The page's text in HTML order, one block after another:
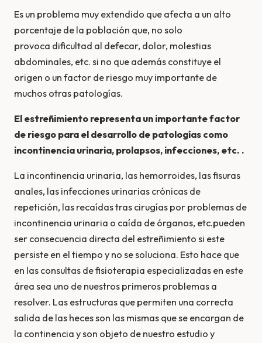
Es un problema muy extendido que afecta a un alto
porcentaje de la población que, no solo
provoca dificultad al defecar, dolor, molestias
abdominales, etc. si no que además constituye el
origen o un factor de riesgo muy importante de
muchos otras patologías.
El estreñimiento representa un importante factor
de riesgo para el desarrollo de patologías como
incontinencia urinaria, prolapsos, infecciones, etc. .
La incontinencia urinaria, las hemorroides, las fisuras
anales, las infecciones urinarias crónicas de
repetición, las recaí­das tras cirugí­as por problemas de
incontinencia urinaria o caí­da de órganos, etc.pueden
ser consecuencia directa del estreñimiento si este
persiste en el tiempo y no se soluciona. Esto hace que
en las consultas de fisioterapia especializadas en este
área sea uno de nuestros primeros problemas a
resolver. Las estructuras que permiten una correcta
salida de las heces son las mismas que se encargan de
la continencia y son objeto de nuestro estudio y